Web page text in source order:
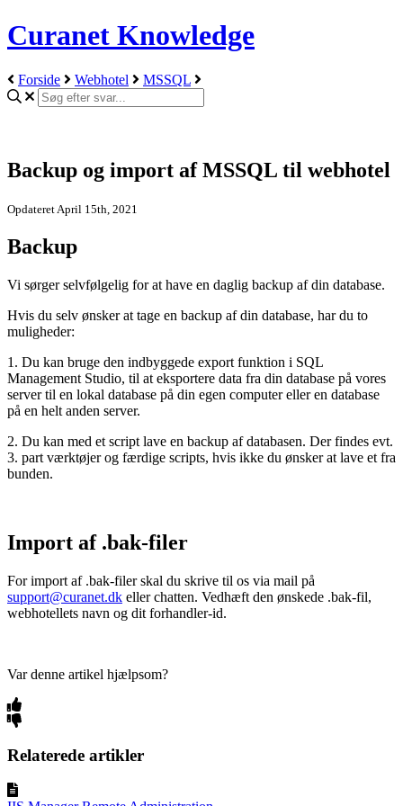
Curanet Knowledge
Forside Webhotel MSSQL
Backup og import af MSSQL til webhotel
Opdateret April 15th, 2021
Backup
Vi sørger selvfølgelig for at have en daglig backup af din database.
Hvis du selv ønsker at tage en backup af din database, har du to
muligheder:
1. Du kan bruge den indbyggede export funktion i SQL
Management Studio, til at eksportere data fra din database på vores
server til en lokal database på din egen computer eller en database
på en helt anden server.
2. Du kan med et script lave en backup af databasen. Der findes evt.
3. part værktøjer og færdige scripts, hvis ikke du ønsker at lave et fra
bunden.
Import af .bak-filer
For import af .bak-filer skal du skrive til os via mail på
support@curanet.dk eller chatten. Vedhæft den ønskede .bak-fil,
webhotellets navn og dit forhandler-id.
Var denne artikel hjælpsom?
Relaterede artikler